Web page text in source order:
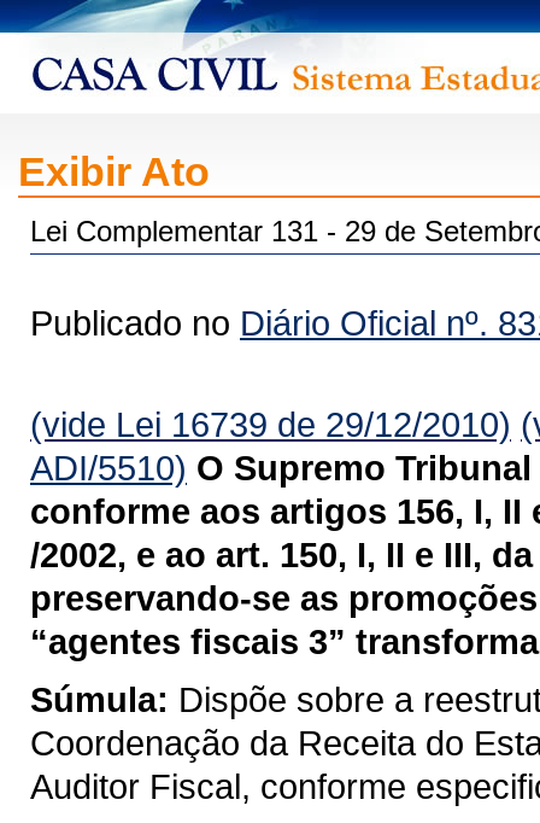
Exibir Ato
Lei Complementar 131 - 29 de
Publicado no Diário Oficial nº.
(vide Lei 16739 de 29/12/2010)
ADI/5510) O Supremo
conforme aos artigos 156, I, II
/2002, e ao art. 150, I, II e III,
preservando-se as
“agentes fiscais 3”
Súmula: Dispõe sobre a
Coordenação da Receita do
Auditor Fiscal, conforme